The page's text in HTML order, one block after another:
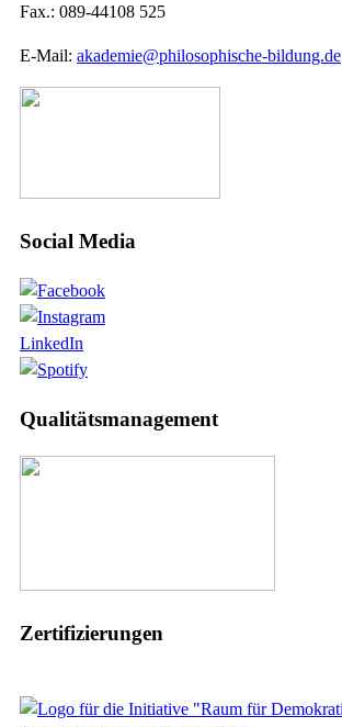
Fax.: 089-44108 525
E-Mail: akademie@philosophische-bildung.de
Social Media
LinkedIn
Qualitätsmanagement
Zertifizierungen